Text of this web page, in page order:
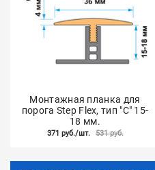
Монтажная планка для
порога Step Flex, тип "C" 15-
18 мм.
371 руб./шт. 531 руб.